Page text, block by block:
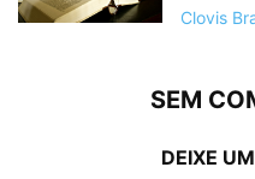
Clovis
SEM
DEIXE